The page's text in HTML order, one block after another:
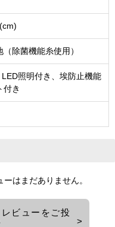
除菌機能糸使用）
照明付き、埃防止機能
付き
はまだありません。
ビューをご投